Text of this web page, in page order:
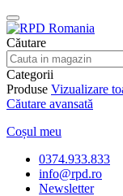
Căutare
Categorii
Produse Vizualizare
Căutare avansată
Coșul meu
0374.933.833
info@rpd.ro
Newsletter